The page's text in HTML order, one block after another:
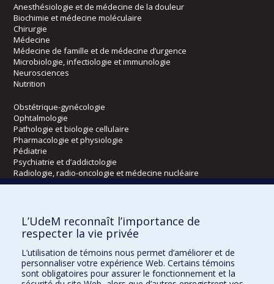
Anesthésiologie et de médecine de la douleur
Biochimie et médecine moléculaire
Chirurgie
Médecine
Médecine de famille et de médecine d’urgence
Microbiologie, infectiologie et immunologie
Neurosciences
Nutrition
Obstétrique-gynécologie
Ophtalmologie
Pathologie et biologie cellulaire
Pharmacologie et physiologie
Pédiatrie
Psychiatrie et d’addictologie
Radiologie, radio-oncologie et médecine nucléaire
Écoles
Kinésiologie et des sciences de l’activité physique
Orthophonie et audiologie
Réadaptation
L’UdeM reconnaît l’importance de
respecter la vie privée
L’utilisation de témoins nous permet d’améliorer et de
personnaliser votre expérience Web. Certains témoins
sont obligatoires pour assurer le fonctionnement et la